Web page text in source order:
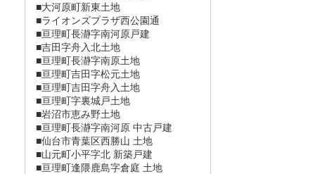
■大河原町新東土地
■ライオンズプラザ西公園通
■亘理町長瀞字南河原戸建
■吉田字舟入北土地
■亘理町長瀞字南原土地
■亘理町吉田字松元土地
■亘理町吉田字舟入土地
■亘理町字裏城戸土地
■岩沼市恵み野土地
■亘理町長瀞字南河原 中古戸建
■仙台市青葉区西勝山 土地
■山元町小平字北 新築戸建
■亘理町逢隈鹿島字倉庭 土地